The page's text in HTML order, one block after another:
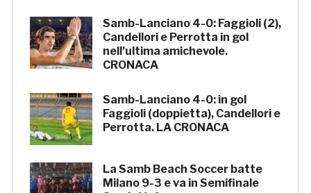
Samb-Lanciano 4-0: Faggioli (2),
Candellori e Perrotta in gol
nell’ultima amichevole.
CRONACA
Samb-Lanciano 4-0: in gol
Faggioli (doppietta), Candellori e
Perrotta. LA CRONACA
La Samb Beach Soccer batte
Milano 9-3 e va in Semifinale